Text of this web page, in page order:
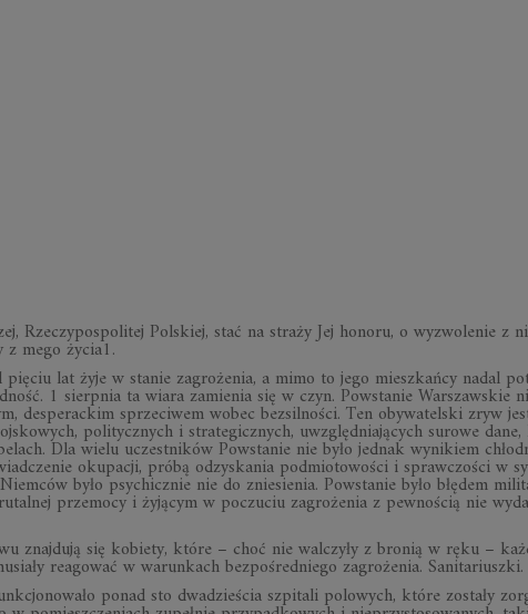
Rzeczypospolitej Polskiej, stać na straży Jej honoru, o wyzwolenie z
z mego życia1.
lat żyje w stanie zagrożenia, a mimo to jego mieszkańcy nadal
1 sierpnia ta wiara zamienia się w czyn. Powstanie Warszawskie
desperackim sprzeciwem wobec bezsilności. Ten obywatelski zryw
politycznych i strategicznych, uwzględniających surowe
Dla wielu uczestników Powstanie nie było jednak wynikiem
okupacji, próbą odzyskania podmiotowości i sprawczości w
było psychicznie nie do zniesienia. Powstanie było błędem
przemocy i żyjącym w poczuciu zagrożenia z pewnością nie
znajdują się kobiety, które – choć nie walczyły z bronią w ręku –
reagować w warunkach bezpośredniego zagrożenia. Sanitariuszki.
ponad sto dwadzieścia szpitali polowych, które zostały